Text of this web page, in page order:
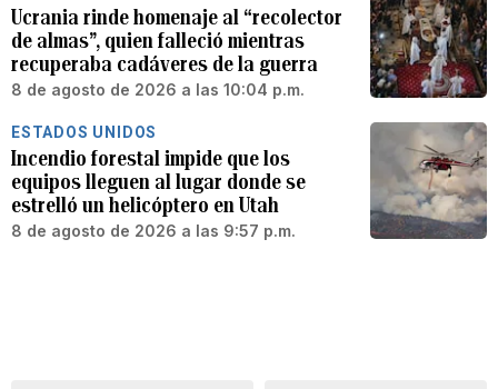
Ucrania rinde homenaje al “recolector
de almas”, quien falleció mientras
recuperaba cadáveres de la guerra
8 de agosto de 2026 a las 10:04 p.m.
ESTADOS UNIDOS
Incendio forestal impide que los
equipos lleguen al lugar donde se
estrelló un helicóptero en Utah
8 de agosto de 2026 a las 9:57 p.m.